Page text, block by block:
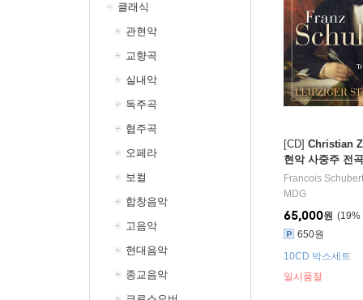
클래식
관현악
교향곡
실내악
독주곡
협주곡
오페라
보컬
합창음악
고음악
현대음악
종교음악
[CD] Christian
현악 사중주 전
mplete String
ntet & String
Francois Schubert
MDG
19%
65,000원
650원
일시품절
10CD 박스세트